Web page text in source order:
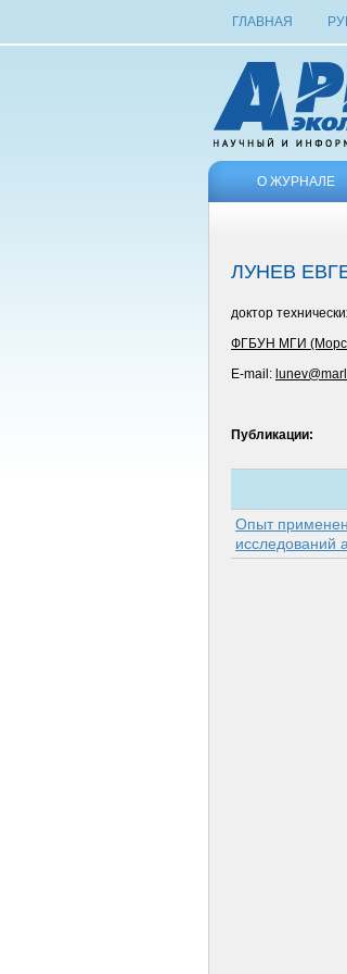
ГЛАВНАЯ
О ЖУРНАЛЕ
ЛУНЕВ
доктор
ФГБУН МГИ
E-mail:
Публикации:
Опыт
исследований